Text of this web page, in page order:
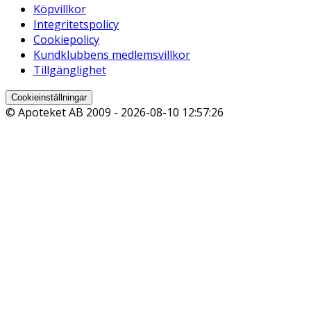
Köpvillkor
Integritetspolicy
Cookiepolicy
Kundklubbens medlemsvillkor
Tillgänglighet
Cookieinställningar
© Apoteket AB 2009 - 2026-08-10 12:57:26